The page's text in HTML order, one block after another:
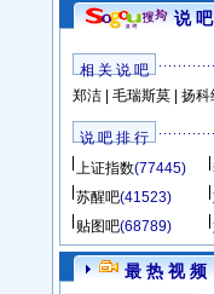
说 吧
相 关 说 吧
郑洁| 毛瑞斯莫| 扬科
说 吧 排 行
上证指数(77445)
苏醒吧(41523)
贴图吧(68789)
最 热 视 频